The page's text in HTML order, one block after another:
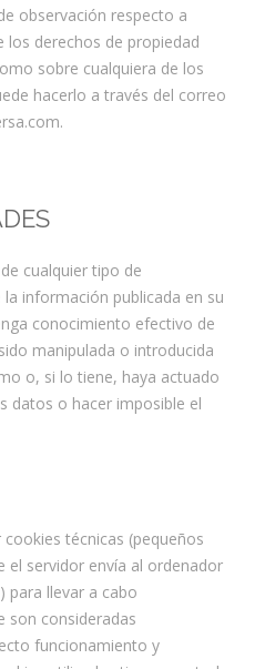
observación respecto a
los derechos de propiedad
sobre cualquiera de los
hacerlo a través del correo
de cualquier tipo de
información publicada en su
conocimiento efectivo de
manipulada o introducida
o, si lo tiene, haya actuado
datos o hacer imposible el
técnicas (pequeños
el servidor envía al ordenador
para llevar a cabo
son consideradas
funcionamiento y